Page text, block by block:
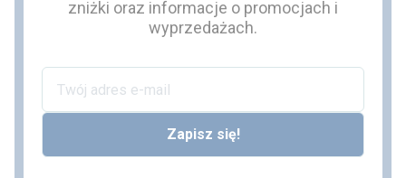
zniżki oraz informacje o promocjach i
wyprzedażach.